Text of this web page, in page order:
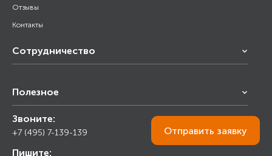
Отзывы
Контакты
Сотрудничество
Снабжение строительства
Торговым организациям
Полезное
Калькулятор
Прайс лист
Ответы на вопросы
Звоните:
+7 (495) 7-139-139
Пишите:
Отправить заявку